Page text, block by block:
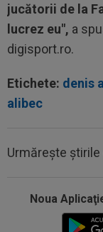
jucătorii de la
lucrez eu", a
digisport.ro.
Etichete: denis
alibec
Urmărește
Noua